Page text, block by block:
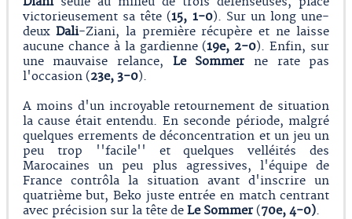
victorieusement sa tête (15, 1-0). Sur un long une-
deux Dali-Ziani, la première récupère et ne laisse
aucune chance à la gardienne (19e, 2-0). Enfin, sur
une mauvaise relance, Le Sommer ne rate pas
l'occasion (23e, 3-0).
A moins d'un incroyable retournement de situation
la cause était entendu. En seconde période, malgré
quelques errements de déconcentration et un jeu un
peu trop ''facile'' et quelques velléités des
Marocaines un peu plus agressives, l'équipe de
France contrôla la situation avant d'inscrire un
quatrième but, Beko juste entrée en match centrant
avec précision sur la tête de Le Sommer(70e, 4-0).